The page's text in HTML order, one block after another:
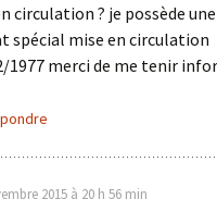
circulation ? je possède
spécial mise en circulation
1977 merci de me tenir
2015 à 20 h 56 min